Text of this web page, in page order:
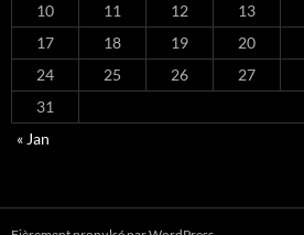
10
11 12 13
17
18 19 20
24
25 26 27
31
« Jan